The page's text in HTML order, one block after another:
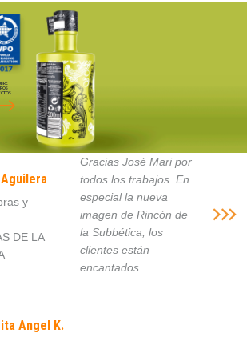
y
DE LA
Gracias José Mari por
todos los trabajos. En
especial la nueva
imagen de Rincón de
la Subbética, los
clientes están
encantados.
Angel K.